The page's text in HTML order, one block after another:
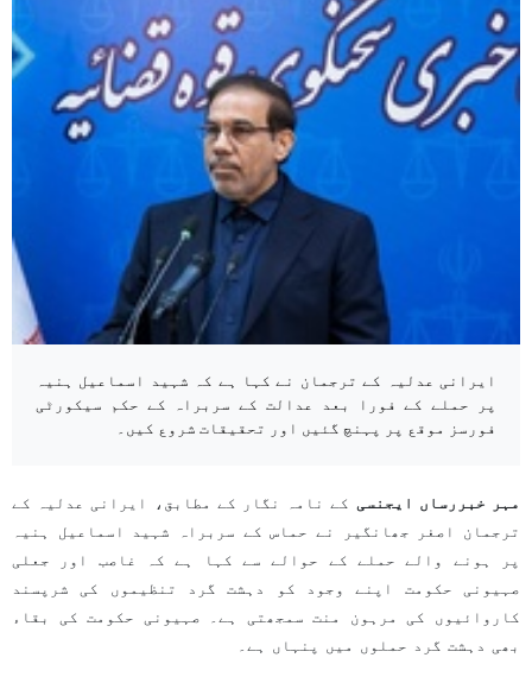
ایرانی عدلیہ کے ترجمان نے کہا ہے کہ شہید اسماعیل ہنیہ
پر حملے کے فورا بعد عدالت کے سربراہ کے حکم سیکورٹی
فورسز موقع پر پہنچ گئیں اور تحقیقات شروع کیں۔
مہر خبررساں ایجنسی کے نامہ نگار کے مطابق، ایرانی عدلیہ کے
ترجمان اصغر جھانگیر نے حماس کے سربراہ شہید اسماعیل ہنیہ
پر ہونے والے حملے کے حوالے سے کہا ہے کہ غاصب اور جعلی
صہیونی حکومت اپنے وجود کو دہشت گرد تنظیموں کی شرپسند
کاروائیوں کی مرہون منت سمجھتی ہے۔ صہیونی حکومت کی بقاء
بھی دہشت گرد حملوں میں پنہاں ہے۔